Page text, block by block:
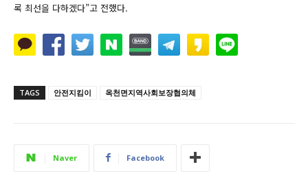
록 최선을 다하겠다”고 전했다.
TAGS 안전지킴이 옥천면지역사회보장협의체
Naver Facebook